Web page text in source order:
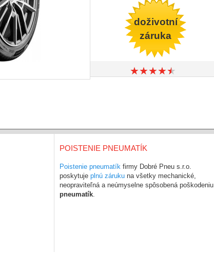
doživotní
záruka
★★★★★
★★★★★
POISTENIE PNEUMATÍK
Poistenie pneumatík firmy Dobré Pneu s.r.o.
poskytuje plnú záruku na všetky mechanické,
neopraviteľná a neúmyselne spôsobená poškodeniu
pneumatík.